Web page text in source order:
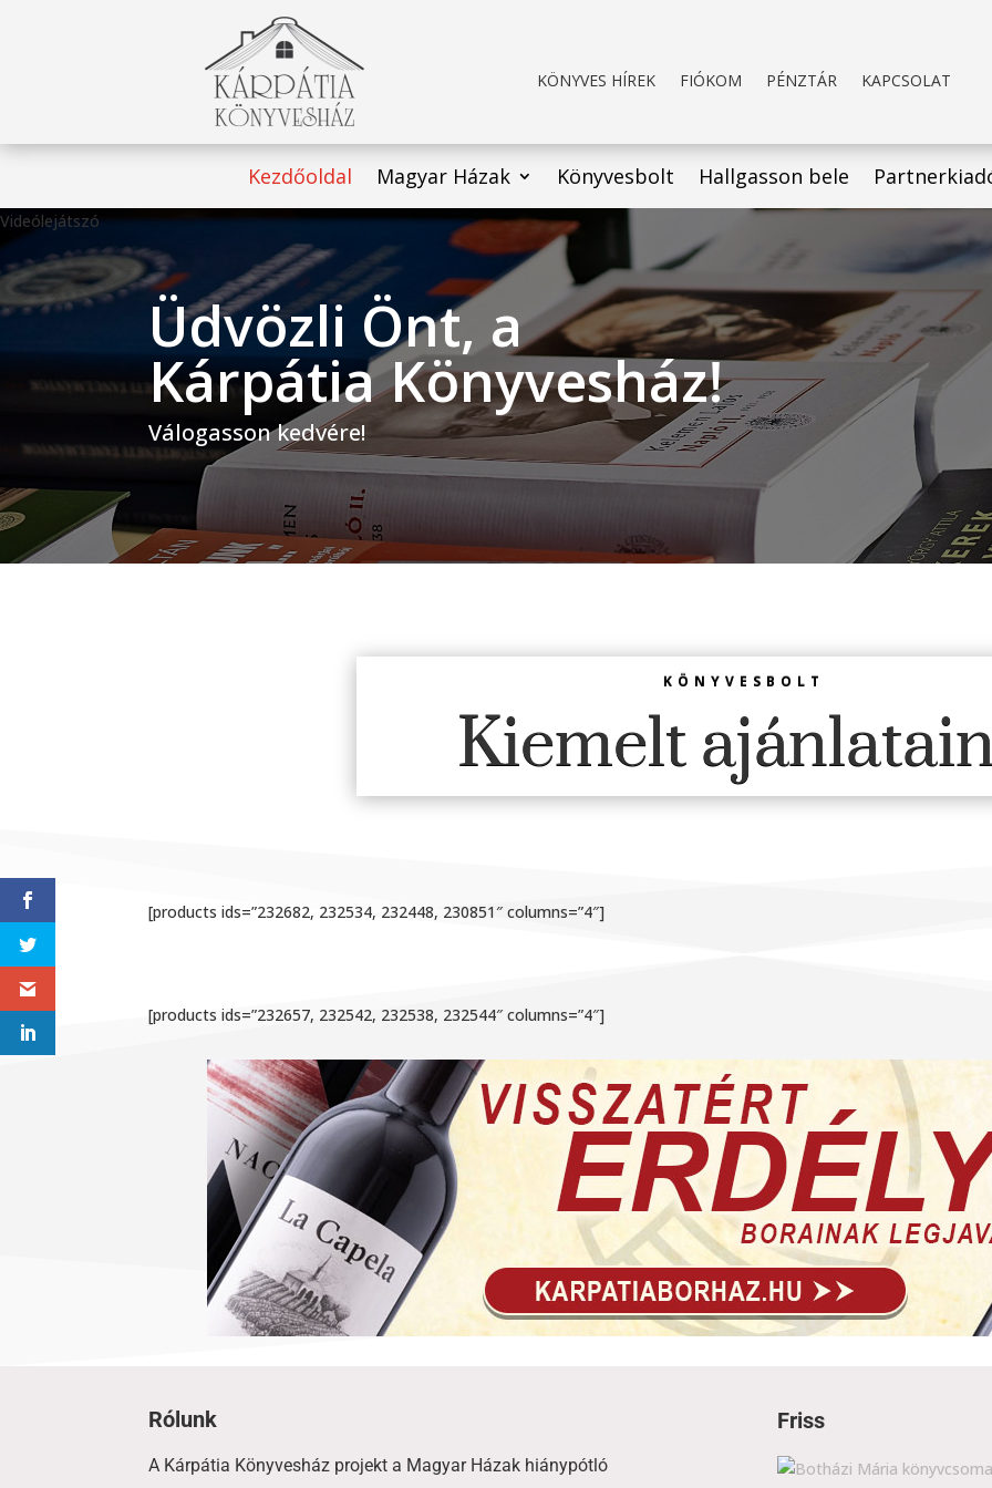
KÖNYVES HÍREK FIÓKOM PÉNZTÁR KAPCSOLAT
Kezdőoldal Magyar Házak Könyvesbolt Hallgasson bele
Videólejátszó
Media error: Format(s) not supported or source(s) not found
Fájl letöltése: https://karpatiakonyv.hu/wp-
content/uploads/2021/04/karpatiakonyv-fooldal-video-kicsi.mp4
Üdvözli Önt, a
Kárpátia Könyvesház!
Válogasson kedvére!
KÖNYVESBOLT
Kiemelt
[products ids=”232682, 232534, 232448, 230851″ columns=”4″]
[products ids=”232657, 232542, 232538, 232544″ columns=”4″]
Rólunk
A Kárpátia Könyvesház projekt a Magyar Házak hiánypótló
Friss